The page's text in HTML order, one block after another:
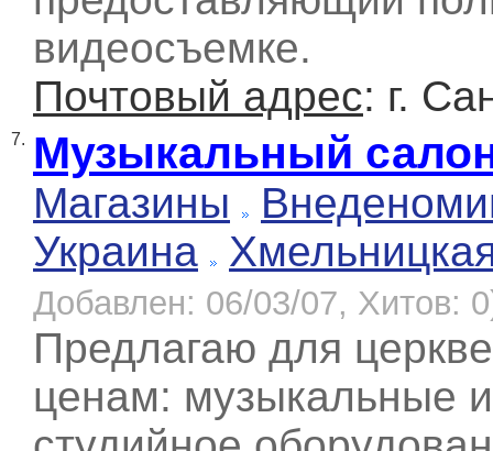
видеосъемке.
Почтовый адрес: г.
7. Музыкальный
Магазины
Украина
Добавлен: 06/03/07, Хитов:
Предлагаю для
ценам: музыкальные